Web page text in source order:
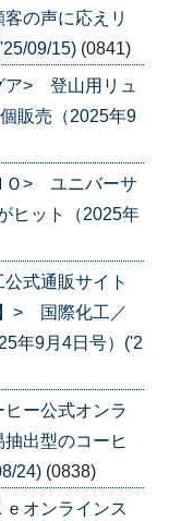
の声に応えリ
09/15) (0841)
ア> 登山用リュ
販売（2025年9
Ｏ> ユニバーサ
ヒット（2025年
式通販サイト
> 国際化工／
年9月4日号）('2
ー公式オンラ
出型のコーヒ
24) (0838)
オンラインス